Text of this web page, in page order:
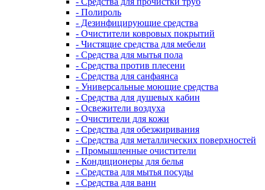
- Полироль
- Дезинфицирующие средства
- Очистители ковровых покрытий
- Чистящие средства для мебели
- Средства для мытья пола
- Средства против плесени
- Средства для санфаянса
- Универсальные моющие средства
- Средства для душевых кабин
- Освежители воздуха
- Очистители для кожи
- Средства для обезжиривания
- Средства для металлических поверхностей
- Промышленные очистители
- Кондиционеры для белья
- Средства для мытья посуды
- Средства для ванн